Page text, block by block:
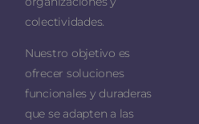
colectividades.
Nuestro objetivo es
ofrecer soluciones
funcionales y duraderas
que se adapten a las